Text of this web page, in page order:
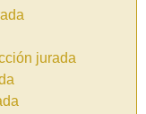
jurada